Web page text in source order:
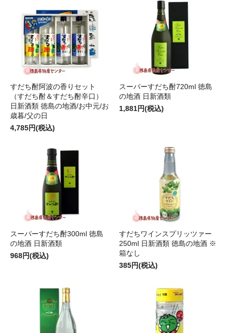
すだち酎阿波の香りセット
（すだち酎＆すだち酎辛口）
日新酒類 徳島の地酒/お中元/お
歳暮/父の日
4,785円(税込)
スーパーすだち酎720ml 徳島
の地酒 日新酒類
1,881円(税込)
スーパーすだち酎300ml 徳島
の地酒 日新酒類
968円(税込)
すだちワインスプリッツァー
250ml 日新酒類 徳島の地酒 ※
箱なし
385円(税込)